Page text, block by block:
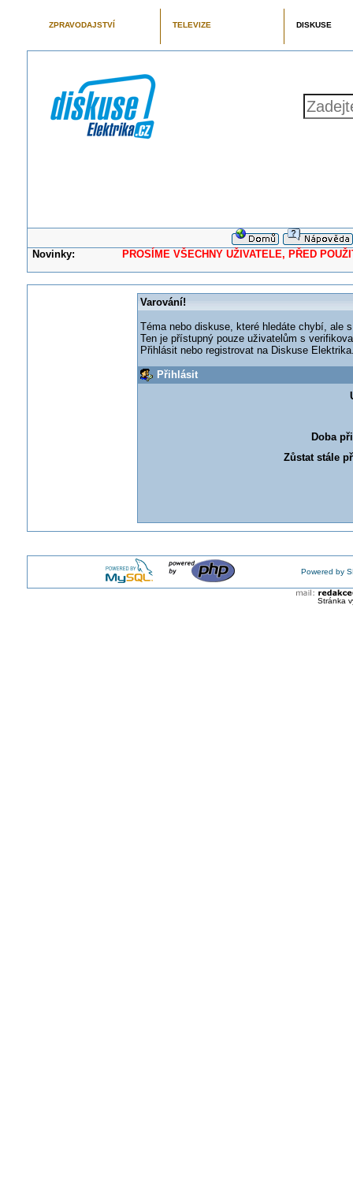
ZPRAVODAJSTVÍ TELEVIZE DISKUSE
Novinky: PROSÍME VŠECHNY UŽIVATELE, PŘED
Varování!
Téma nebo diskuse, které hledáte chybí, ale
Ten je přístupný pouze uživatelům s
Přihlásit nebo registrovat na Diskuse
Přihlásit
Doba
Zůstat stále
Powered by
Stránka